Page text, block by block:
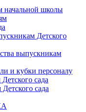
начальной школы
Детского
выпускникам
и кубки персоналу
сада
сада